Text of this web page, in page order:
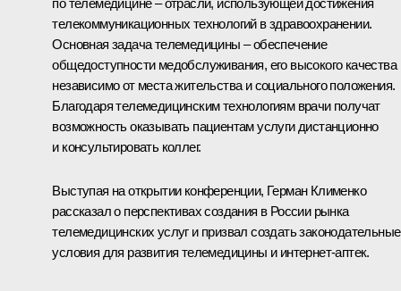
по телемедицине – отрасли, использующей достижения
телекоммуникационных технологий в здравоохранении.
Основная задача телемедицины – обеспечение
общедоступности медобслуживания, его высокого качества
независимо от места жительства и социального положения.
Благодаря телемедицинским технологиям врачи получат
возможность оказывать пациентам услуги дистанционно
и консультировать коллег.
Выступая на открытии конференции, Герман Клименко
рассказал о перспективах создания в России рынка
телемедицинских услуг и призвал создать законодательные
условия для развития телемедицины и интернет-аптек.